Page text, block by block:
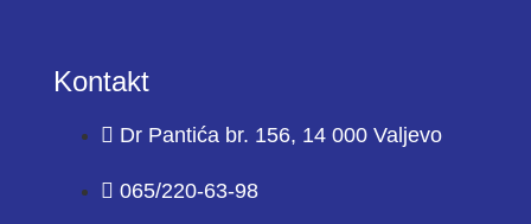
Kontakt
Dr Pantića br. 156, 14 000 Valjevo
065/220-63-98